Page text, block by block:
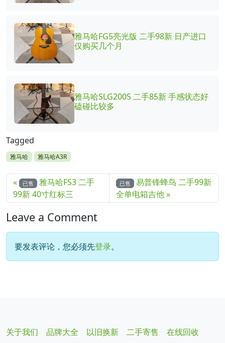
雅马哈FG5亮光版 二手98新 日产进口
仅购买几个月
雅马哈SLG200S 二手85新 手感状态好
磕碰比较多
Tagged
雅马哈 雅马哈A3R
已售
雅马哈FS3 二手
99新 40寸红标三
已售
易普锋蜂鸟 二手99新
全单电箱吉他
Leave a Comment
要发表评论，您必须先登录。
关于我们 品牌大全 以旧换新 二手寄售 在线回收